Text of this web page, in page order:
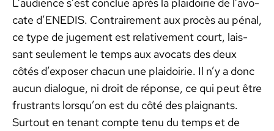
cate d’ENEDIS. Con­traire­ment aux procès au pénal,
ce type de juge­ment est rel­a­tive­ment court, lais­
sant seule­ment le temps aux avo­cats des deux
côtés d’ex­pos­er cha­cun une plaidoirie. Il n’y a donc
aucun dia­logue, ni droit de réponse, ce qui peut être
frus­trants lorsqu’on est du côté des plaig­nants.
Surtout en ten­ant compte tenu du temps et de